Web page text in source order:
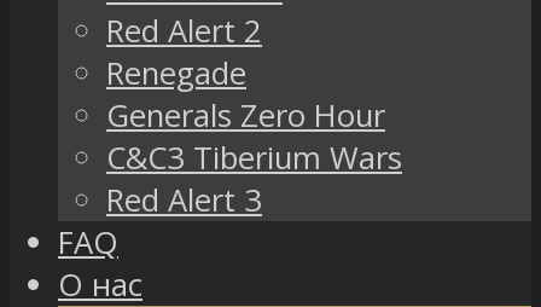
Red Alert 2
Renegade
Generals Zero Hour
C&C3 Tiberium Wars
Red Alert 3
FAQ
О нас